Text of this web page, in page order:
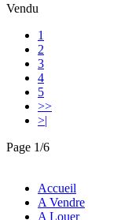
Vendu
1
2
3
4
5
>>
>|
Page 1/6
Accueil
A Vendre
A Louer